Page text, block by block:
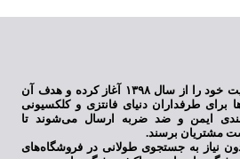
فروشگاه اینترنتی نیکام تویز فعالیت خود را از سال ۱۳۹۸ آغاز کرده و هدف آن
برای طرفداران دنیای فانتزی و کلکسیونی
ایمن و ضد ضربه ارسال می‌شوند تا
مشتریان برسند.
نیاز به جستجوی طولانی در فروشگاه‌های